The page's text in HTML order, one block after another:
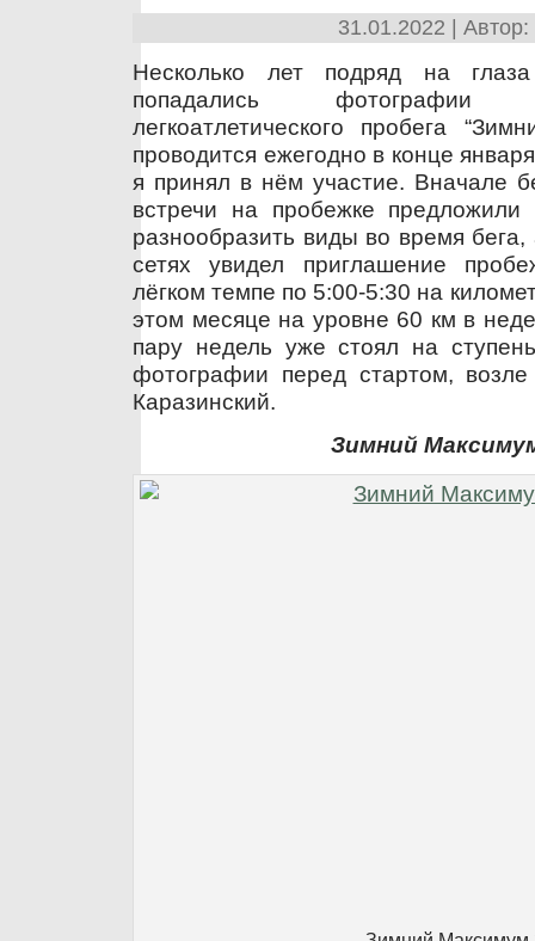
31.01.2022 | Автор:
Несколько лет подряд на
попадались фотографии
легкоатлетического пробега
проводится ежегодно в конце
я принял в нём участие. Вначале
встречи на пробежке предложили
разнообразить виды во время
сетях увидел приглашение
лёгком темпе по 5:00-5:30 на
этом месяце на уровне 60 км в
пару недель уже стоял на
фотографии перед стартом, возле
Каразинский.
Зимний